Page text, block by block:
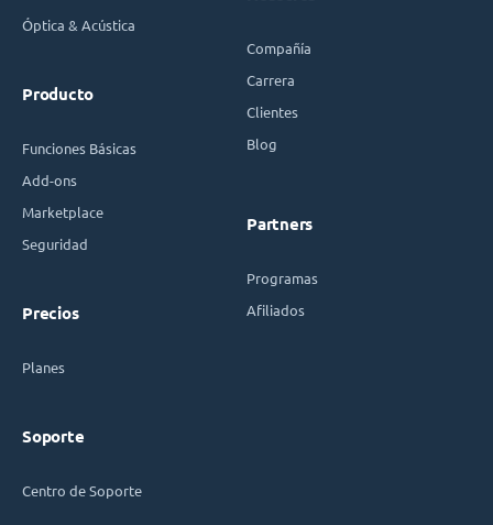
Óptica & Acústica
Producto
Funciones Básicas
Add-ons
Marketplace
Seguridad
Precios
Planes
Soporte
Centro de Soporte
Compañía
Carrera
Clientes
Blog
Partners
Programas
Afiliados